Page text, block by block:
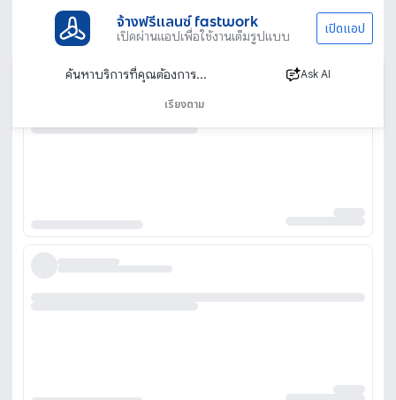
จ้างฟรีแลนซ์ fastwork
เปิดผ่านแอปเพื่อใช้งานเต็มรูปแบบ เปิดแอป
Ask AI
เรียงตาม